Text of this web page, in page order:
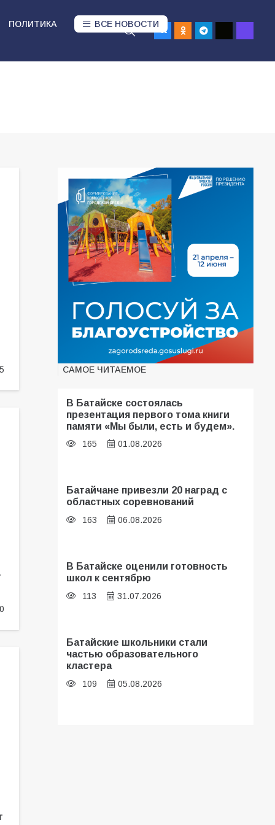
ПОЛИТИКА ВСЕ НОВОСТИ
САМОЕ ЧИТАЕМОЕ
В Батайске состоялась
презентация первого тома книги
памяти «Мы были, есть и будем».
165 01.08.2026
Батайчане привезли 20 наград с
областных соревнований
163 06.08.2026
В Батайске оценили готовность
школ к сентябрю
113 31.07.2026
Батайские школьники стали
частью образовательного
кластера
109 05.08.2026